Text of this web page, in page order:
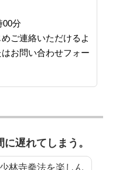
分
ご連絡いただけるよ
お問い合わせフォー
遅れてしまう。
林寺拳法を楽しん